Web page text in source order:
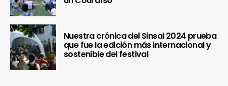
Nuestra crónica del Sinsal 2024 prueba
que fue la edición más internacional y
sostenible del festival